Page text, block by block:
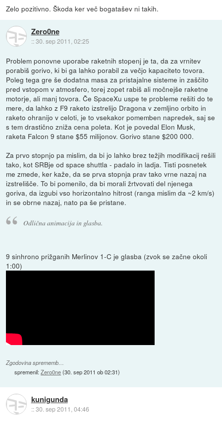
Zelo pozitivno. Škoda ker več bogatašev ni takih.
Zero0ne
::30. sep 2011, 02:25
Problem ponovne uporabe raketnih stopenj je ta, da za vrnitev
porabiš gorivo, ki bi ga lahko porabil za večjo kapaciteto tovora.
Poleg tega gre še dodatna masa za pristajalne sisteme in zaščito
pred vstopom v atmosfero, torej zopet rabiš ali močnejše raketne
motorje, ali manj tovora. Če SpaceXu uspe te probleme rešiti do te
mere, da lahko z F9 raketo izstrelijo Dragona v zemljino orbito in
raketo ohranijo v celoti, je to vsekakor pomemben napredek, saj se
s tem drastično zniža cena poleta. Kot je povedal Elon Musk,
raketa Falcon 9 stane $55 milijonov. Gorivo stane $200 000.
Za prvo stopnjo pa mislim, da bi jo lahko brez težjih modifikacij rešili
tako, kot SRBje od space shuttla - padalo in ladja. Tisti posnetek
me zmede, ker kaže, da se prva stopnja prav tako vrne nazaj na
izstrelišče. To bi pomenilo, da bi morali žrtvovati del njenega
goriva, da izgubi vso horizontalno hitrost (ranga mislim da ~2 km/s)
in se obrne nazaj, nato pa še pristane.
Odlična animacija in glasba.
9 sinhrono prižganih Merlinov 1-C je glasba (zvok se začne okoli
1:00)
Zgodovina sprememb…
spremenil:Zero0ne(30. sep 2011 ob 02:31)
kunigunda
::30. sep 2011, 04:46